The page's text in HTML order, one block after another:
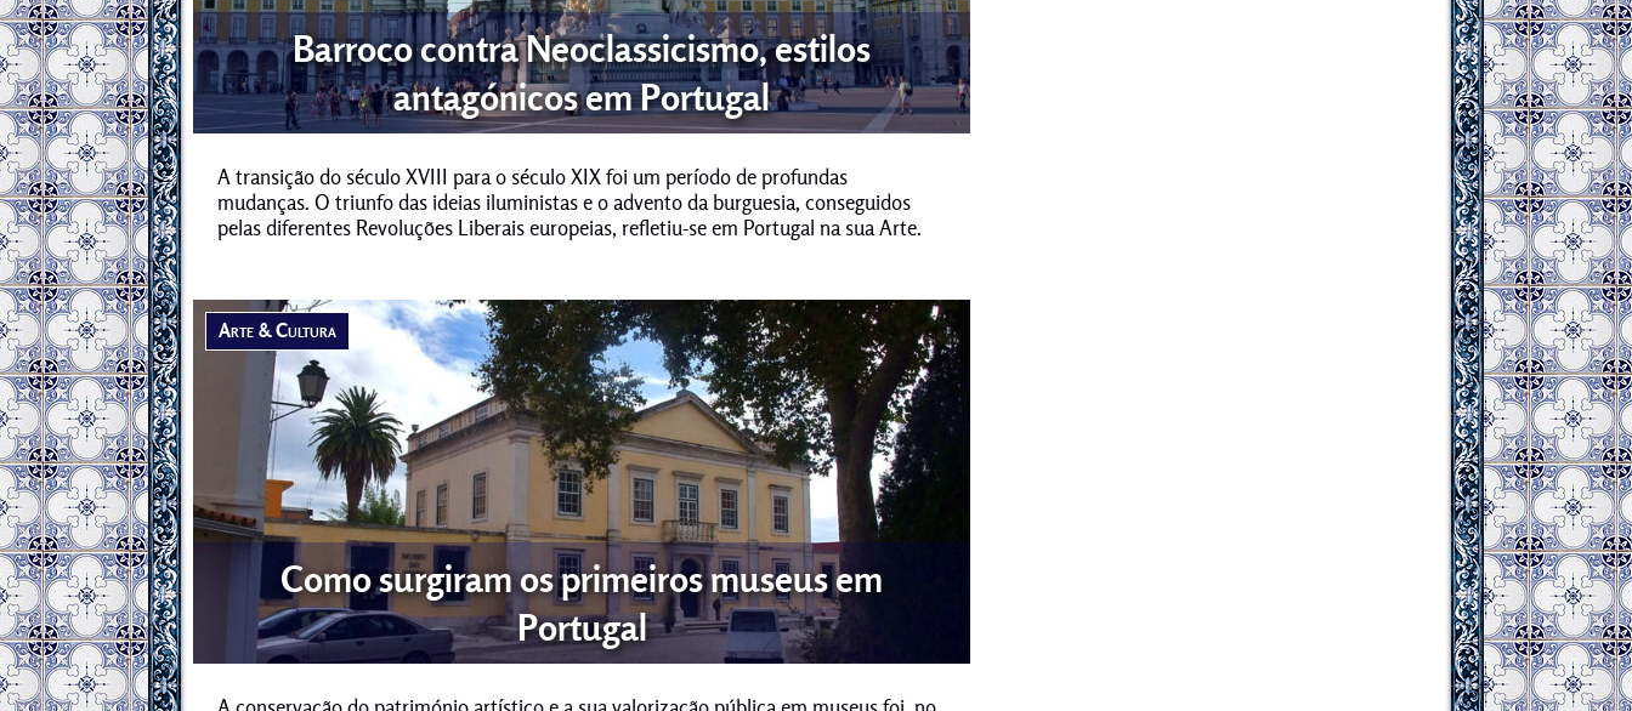
Barroco contra Neoclassicismo, estilos
antagónicos em Portugal
A transição do século XVIII para o século XIX foi um período de profundas
mudanças. O triunfo das ideias iluministas e o advento da burguesia, conseguidos
pelas diferentes Revoluções Liberais europeias, refletiu-se em Portugal na sua Arte.
Como surgiram os primeiros museus em
Portugal
Arte & Cultura